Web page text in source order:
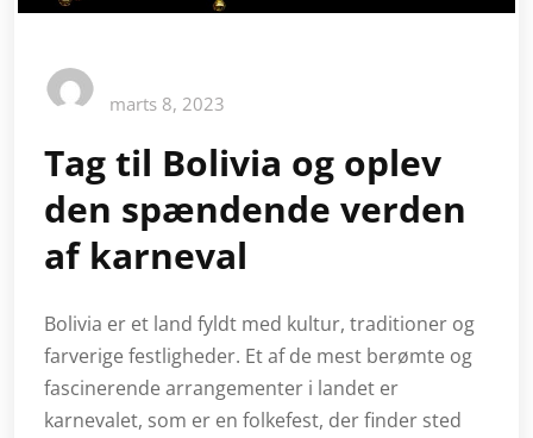
marts 8, 2023
Tag til Bolivia og oplev
den spændende verden
af ​​karneval
Bolivia er et land fyldt med kultur, traditioner og
farverige festligheder. Et af de mest berømte og
fascinerende arrangementer i landet er
karnevalet, som er en folkefest, der finder sted